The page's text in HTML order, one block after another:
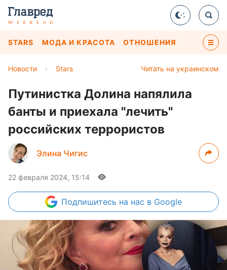
STARS МОДА И КРАСОТА ОТНОШЕНИЯ
Читать на украинском
Новости › Stars
Путинистка Долина напялила
банты и приехала "лечить"
российских террористов
Элина Чигис
22 февраля 2024, 15:14
Подпишитесь на нас в Google